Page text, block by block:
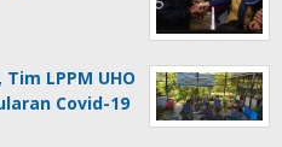
LPPM UHO
Covid-19